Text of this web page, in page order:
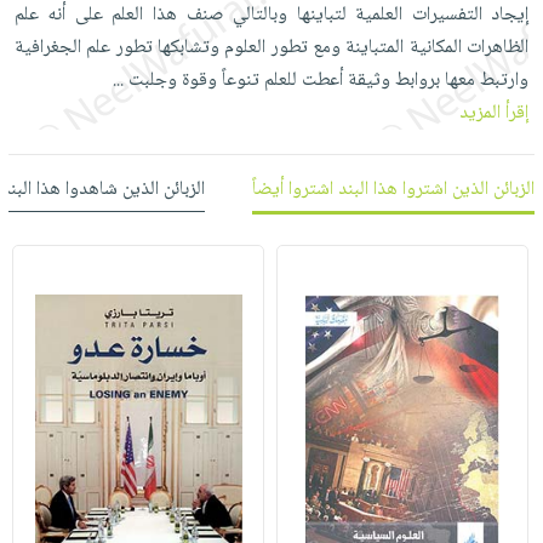
العناية
بالأسنان
الحمية
والتغذية
أدوات
المائدة
الأوعية
أدوات
المطبخ
الأكثر
مبيعاً
العودة
للمدارس
اكسسوارات
كتب
اكسسوارات
ملابس
مطرزات
حقائب
حلي
عناية
بالذات
شحن
مجاني
بنود
مختارة
كل
الاشتراكات
القراءة
iKitab
بلا
حدود
بحث
وفرات
عن
الشركة
سياسة
الشركة
حسابك
لائحة
الأمنيات
إيجاد التفسيرات العلمية لتباينها وبالتالي صنف هذا العلم على أنه علم
الظاهرات المكانية المتباينة ومع تطور العلوم وتشابكها تطور علم الجغرافية
وارتبط معها بروابط وثيقة أعطت للعلم تنوعاً وقوة وجلبت...
إقرأ المزيد
الزبائن الذين اشتروا هذا البند اشتروا أيضاً الزبائن الذين شاهدوا هذا